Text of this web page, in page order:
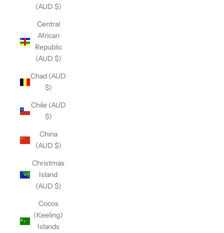
(AUD $)
Central
African
Republic
(AUD $)
Chad (AUD
$)
Chile (AUD
$)
China
(AUD $)
Christmas
Island
(AUD $)
Cocos
(Keeling)
Islands